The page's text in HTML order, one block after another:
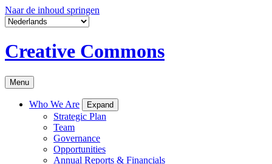
Naar de inhoud springen
Creative Commons
Menu
Who We Are Expand
Strategic Plan
Team
Governance
Opportunities
Annual Reports & Financials